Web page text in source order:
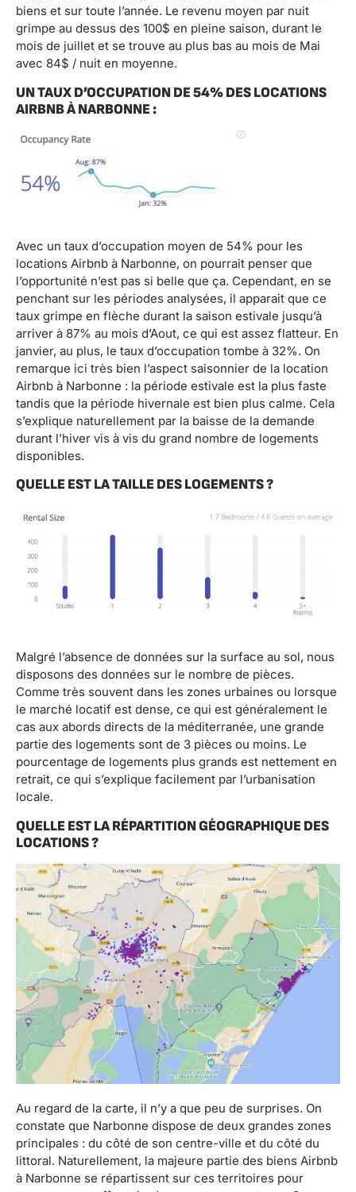
biens et sur toute l’année. Le revenu moyen par nuit
grimpe au dessus des 100$ en pleine saison, durant le
mois de juillet et se trouve au plus bas au mois de Mai
avec 84$ / nuit en moyenne.
UN TAUX D’OCCUPATION DE 54% DES LOCATIONS
AIRBNB À NARBONNE :
Avec un taux d’occupation moyen de 54% pour les
locations Airbnb à Narbonne, on pourrait penser que
l’opportunité n’est pas si belle que ça. Cependant, en se
penchant sur les périodes analysées, il apparait que ce
taux grimpe en flèche durant la saison estivale jusqu’à
arriver à 87% au mois d’Aout, ce qui est assez flatteur. En
janvier, au plus, le taux d’occupation tombe à 32%. On
remarque ici très bien l’aspect saisonnier de la location
Airbnb à Narbonne : la période estivale est la plus faste
tandis que la période hivernale est bien plus calme. Cela
s’explique naturellement par la baisse de la demande
durant l’hiver vis à vis du grand nombre de logements
disponibles.
QUELLE EST LA TAILLE DES LOGEMENTS ?
Malgré l’absence de données sur la surface au sol, nous
disposons des données sur le nombre de pièces.
Comme très souvent dans les zones urbaines ou lorsque
le marché locatif est dense, ce qui est généralement le
cas aux abords directs de la méditerranée, une grande
partie des logements sont de 3 pièces ou moins. Le
pourcentage de logements plus grands est nettement en
retrait, ce qui s’explique facilement par l’urbanisation
locale.
QUELLE EST LA RÉPARTITION GÉOGRAPHIQUE DES
LOCATIONS ?
Au regard de la carte, il n’y a que peu de surprises. On
constate que Narbonne dispose de deux grandes zones
principales : du côté de son centre-ville et du côté du
littoral. Naturellement, la majeure partie des biens Airbnb
à Narbonne se répartissent sur ces territoires pour